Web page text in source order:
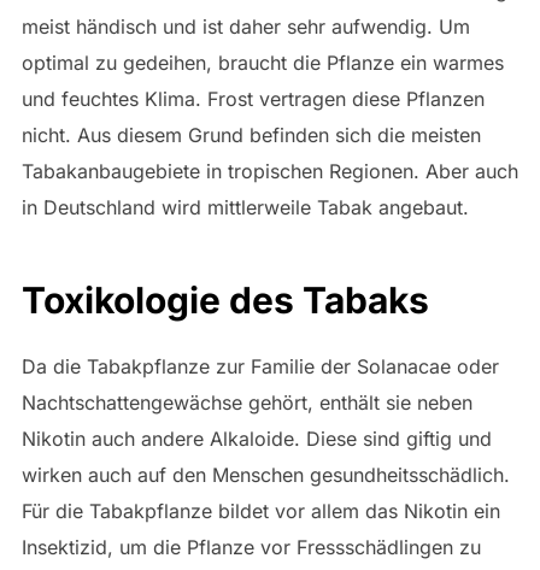
meist händisch und ist daher sehr aufwendig. Um
optimal zu gedeihen, braucht die Pflanze ein warmes
und feuchtes Klima. Frost vertragen diese Pflanzen
nicht. Aus diesem Grund befinden sich die meisten
Tabakanbaugebiete in tropischen Regionen. Aber auch
in Deutschland wird mittlerweile Tabak angebaut.
Toxikologie des Tabaks
Da die Tabakpflanze zur Familie der Solanacae oder
Nachtschattengewächse gehört, enthält sie neben
Nikotin auch andere Alkaloide. Diese sind giftig und
wirken auch auf den Menschen gesundheitsschädlich.
Für die Tabakpflanze bildet vor allem das Nikotin ein
Insektizid, um die Pflanze vor Fressschädlingen zu